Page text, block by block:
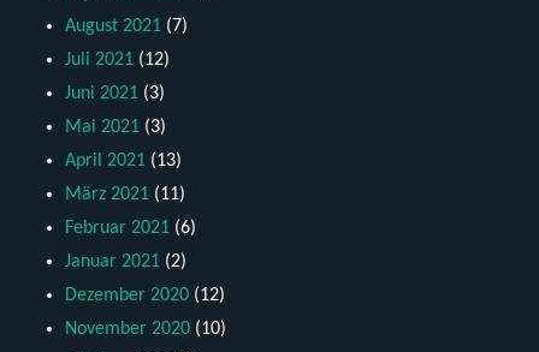
August 2021 (7)
Juli 2021 (12)
Juni 2021 (3)
Mai 2021 (3)
April 2021 (13)
März 2021 (11)
Februar 2021 (6)
Januar 2021 (2)
Dezember 2020 (12)
November 2020 (10)